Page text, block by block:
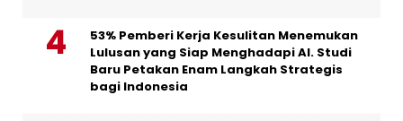
53% Pemberi Kerja Kesulitan Menemukan
Lulusan yang Siap Menghadapi AI. Studi
Baru Petakan Enam Langkah Strategis
bagi Indonesia